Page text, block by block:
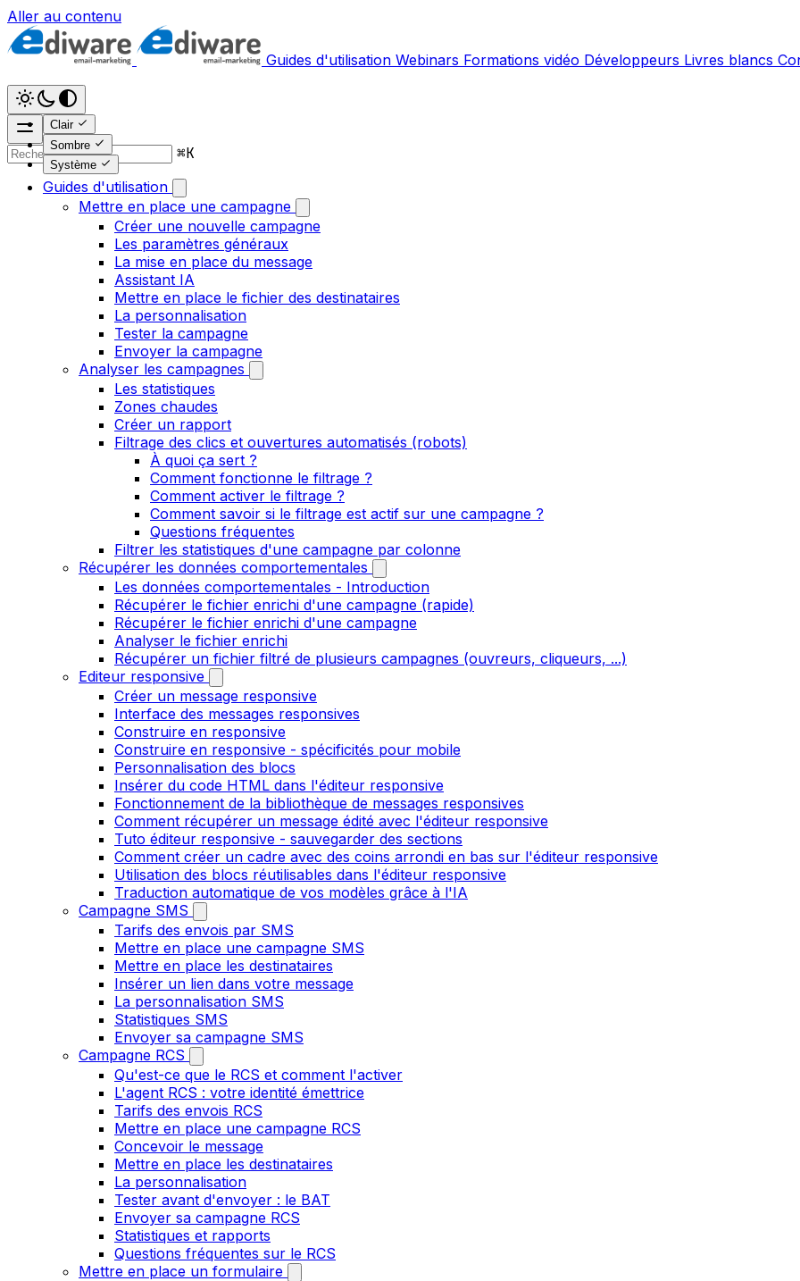
Aller au contenu
Guides d'utilisation Webinars Formations vidéo Développeurs Livres blancs
Clair
Sombre
Système
⌘K
Guides d'utilisation
Mettre en place une campagne
Créer une nouvelle campagne
Les paramètres généraux
La mise en place du message
Assistant IA
Mettre en place le fichier des destinataires
La personnalisation
Tester la campagne
Envoyer la campagne
Analyser les campagnes
Les statistiques
Zones chaudes
Créer un rapport
Filtrage des clics et ouvertures automatisés (robots)
À quoi ça sert ?
Comment fonctionne le filtrage ?
Comment activer le filtrage ?
Comment savoir si le filtrage est actif sur une campagne ?
Questions fréquentes
Filtrer les statistiques d'une campagne par colonne
Récupérer les données comportementales
Les données comportementales - Introduction
Récupérer le fichier enrichi d'une campagne (rapide)
Récupérer le fichier enrichi d'une campagne
Analyser le fichier enrichi
Récupérer un fichier filtré de plusieurs campagnes (ouvreurs, cliqueurs, ...)
Editeur responsive
Créer un message responsive
Interface des messages responsives
Construire en responsive
Construire en responsive - spécificités pour mobile
Personnalisation des blocs
Insérer du code HTML dans l'éditeur responsive
Fonctionnement de la bibliothèque de messages responsives
Comment récupérer un message édité avec l'éditeur responsive
Tuto éditeur responsive - sauvegarder des sections
Comment créer un cadre avec des coins arrondi en bas sur l'éditeur responsive
Utilisation des blocs réutilisables dans l'éditeur responsive
Traduction automatique de vos modèles grâce à l'IA
Campagne SMS
Tarifs des envois par SMS
Mettre en place une campagne SMS
Mettre en place les destinataires
Insérer un lien dans votre message
La personnalisation SMS
Statistiques SMS
Envoyer sa campagne SMS
Campagne RCS
Qu'est-ce que le RCS et comment l'activer
L'agent RCS : votre identité émettrice
Tarifs des envois RCS
Mettre en place une campagne RCS
Concevoir le message
Mettre en place les destinataires
La personnalisation
Tester avant d'envoyer : le BAT
Envoyer sa campagne RCS
Statistiques et rapports
Questions fréquentes sur le RCS
Mettre en place un formulaire